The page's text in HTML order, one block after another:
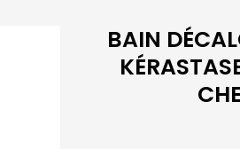
BAIN